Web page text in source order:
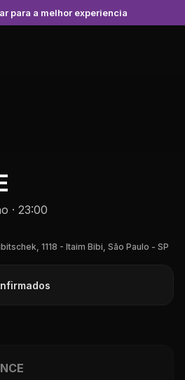
para a melhor experiencia
· 23:00
1118 - Itaim Bibi, São Paulo - SP
s